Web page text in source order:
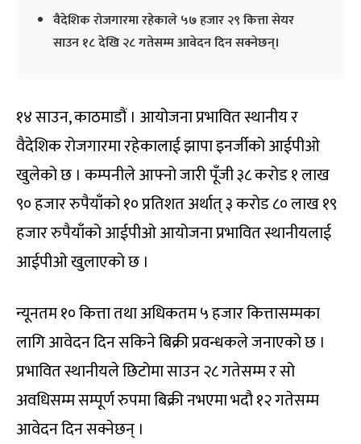
वैदेशिक रोजगारमा रहेकाले ५७ हजार २९ कित्ता सेयर
साउन १८ देखि २८ गतेसम्म आवेदन दिन सक्नेछन्।
१४ साउन, काठमाडौं । आयोजना प्रभावित स्थानीय र
वैदेशिक रोजगारमा रहेकालाई झापा इनर्जीको आईपीओ
खुलेको छ । कम्पनीले आफ्नो जारी पूँजी ३८ करोड १ लाख
९० हजार रुपैयाँको १० प्रतिशत अर्थात् ३ करोड ८० लाख १९
हजार रुपैयाँको आईपीओ आयोजना प्रभावित स्थानीयलाई
आईपीओ खुलाएको छ ।
न्यूनतम १० कित्ता तथा अधिकतम ५ हजार कित्तासम्मका
लागि आवेदन दिन सकिने बिक्री प्रवन्धकले जनाएको छ ।
प्रभावित स्थानीयले छिटोमा साउन २८ गतेसम्म र सो
अवधिसम्म सम्पूर्ण रुपमा बिक्री नभएमा भदौ १२ गतेसम्म
आवेदन दिन सक्नेछन् ।